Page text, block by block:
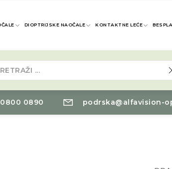
DIOPTRIJSKE NAOČALE KONTAKTNE LEĆE
0800 0890 podrska@alfavision-